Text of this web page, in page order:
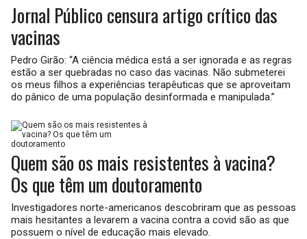
Jornal Público censura artigo crítico das
vacinas
Pedro Girão: “A ciência médica está a ser ignorada e as regras
estão a ser quebradas no caso das vacinas. Não submeterei
os meus filhos a experiências terapêuticas que se aproveitam
do pânico de uma população desinformada e manipulada.”
Quem são os mais resistentes à vacina?
Os que têm um doutoramento
Investigadores norte-americanos descobriram que as pessoas
mais hesitantes a levarem a vacina contra a covid são as que
possuem o nível de educação mais elevado.